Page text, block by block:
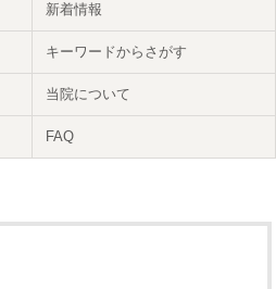
新着情報
キーワードからさがす
当院について
FAQ